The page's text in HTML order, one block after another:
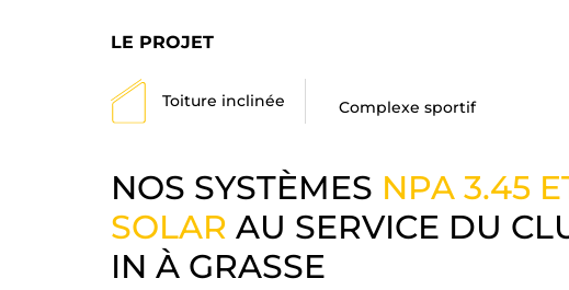
LE PROJET
Toiture inclinée Complexe sportif
NOS SYSTÈMES NPA 3.45
SOLAR AU SERVICE DU
IN À GRASSE